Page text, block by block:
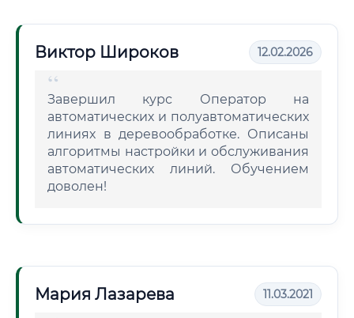
Виктор Широков 12.02.2026
Завершил курс Оператор на
автоматических и полуавтоматических
линиях в деревообработке. Описаны
алгоритмы настройки и обслуживания
автоматических линий. Обучением
доволен!
Мария Лазарева 11.03.2021